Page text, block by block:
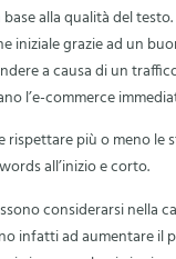
alla qualità del
iniziale grazie ad un
a causa di un
l’e-commerce
rispettare più o meno le
all’inizio e corto.
considerarsi nella
infatti ad aumentare il